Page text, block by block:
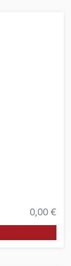
0,00 €